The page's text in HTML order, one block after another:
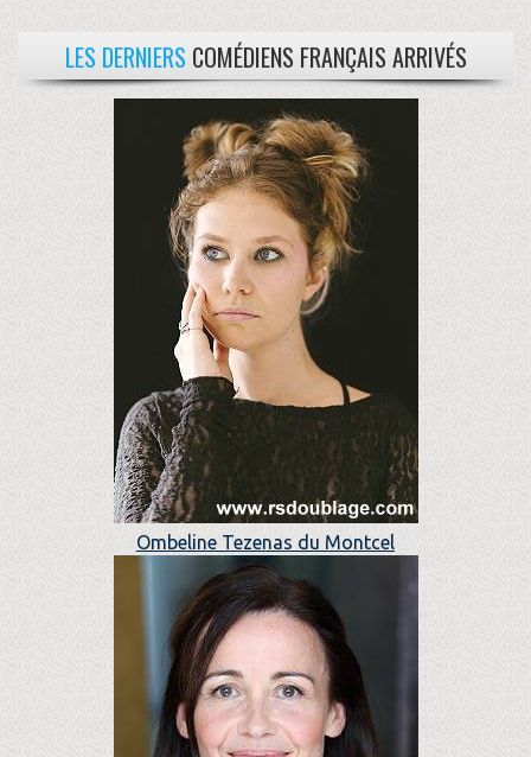
LES DERNIERS COMÉDIENS FRANÇAIS ARRIVÉS
Ombeline Tezenas du Montcel